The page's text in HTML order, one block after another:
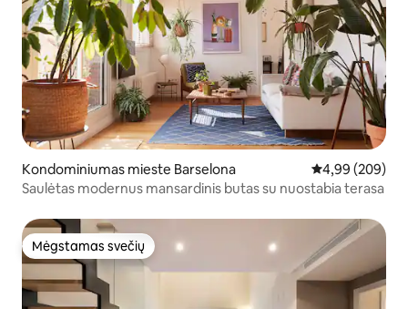
Kondominiumas mieste Barselona Vidutinis
4,99 (209)
Saulėtas modernus mansardinis butas su nuostabia terasa
Mėgstamas svečių
Mėgstamas svečių